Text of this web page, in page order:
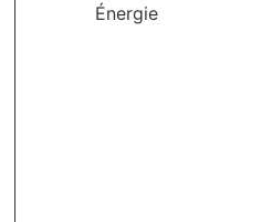
Énergie